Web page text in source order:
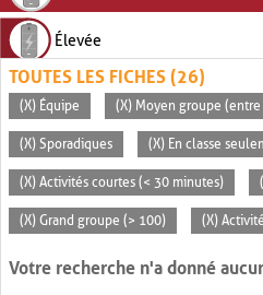
Élevée
TOUTES LES FICHES (26)
(X) Équipe (X) Moyen groupe
(X) Sporadiques (X) En classe
(X) Activités courtes (< 30 minutes)
(X) Grand groupe (> 100) (X)
Votre recherche n'a donné